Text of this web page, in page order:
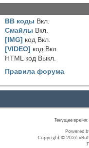
BB коды Вкл.
Смайлы Вкл.
[IMG] код Вкл.
[VIDEO] код Вкл.
HTML код Выкл.
Правила форума
Текущее время:
Powered
Copyright © 2026